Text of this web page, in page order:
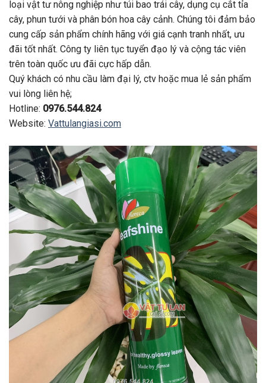
loại vật tư nông nghiệp như túi bao trái cây, dụng cụ cắt tỉa
cây, phun tưới và phân bón hoa cây cảnh. Chúng tôi đảm bảo
cung cấp sản phẩm chính hãng với giá cạnh tranh nhất, ưu
đãi tốt nhất. Công ty liên tục tuyển đạo lý và cộng tác viên
trên toàn quốc ưu đãi cực hấp dẫn.
Quý khách có nhu cầu làm đại lý, ctv hoặc mua lẻ sản phẩm
vui lòng liên hệ;
Hotline: 0976.544.824
Website: Vattulangiasi.com